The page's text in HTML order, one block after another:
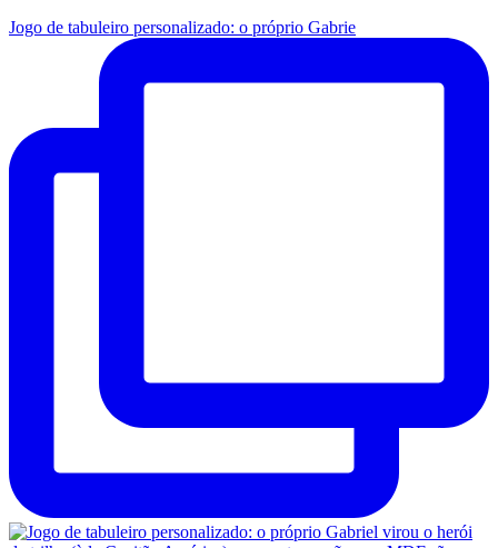
Jogo de tabuleiro personalizado: o próprio Gabrie